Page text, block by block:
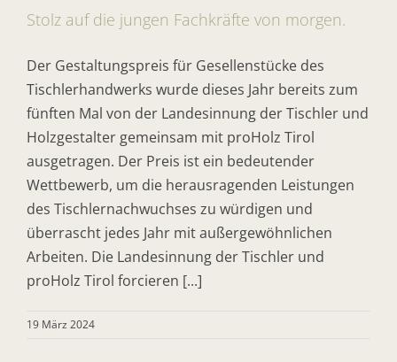
Stolz auf die jungen Fachkräfte von morgen.
Der Gestaltungspreis für Gesellenstücke des
Tischlerhandwerks wurde dieses Jahr bereits zum
fünften Mal von der Landesinnung der Tischler und
Holzgestalter gemeinsam mit proHolz Tirol
ausgetragen. Der Preis ist ein bedeutender
Wettbewerb, um die herausragenden Leistungen
des Tischlernachwuchses zu würdigen und
überrascht jedes Jahr mit außergewöhnlichen
Arbeiten. Die Landesinnung der Tischler und
proHolz Tirol forcieren [...]
19 März 2024